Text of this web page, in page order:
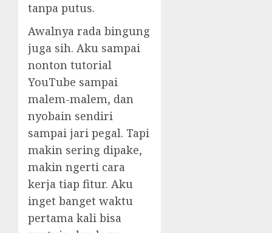
tanpa putus.
Awalnya rada bingung
juga sih. Aku sampai
nonton tutorial
YouTube sampai
malem-malem, dan
nyobain sendiri
sampai jari pegal. Tapi
makin sering dipake,
makin ngerti cara
kerja tiap fitur. Aku
inget banget waktu
pertama kali bisa